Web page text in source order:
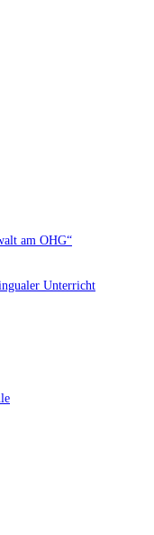
am OHG“
Unterricht